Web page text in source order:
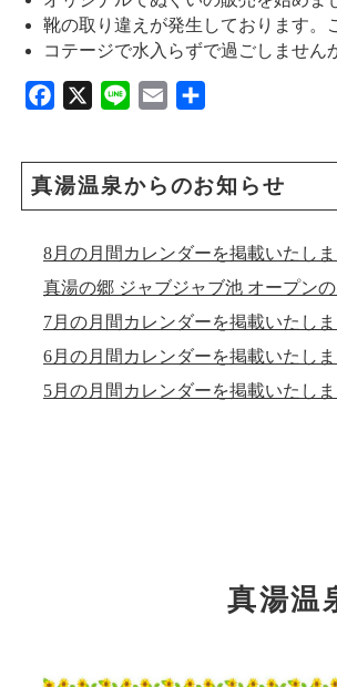
靴の取り違えが発生しております。
コテージで水入らずで過ごしません
e
b
o
k
X
e
i
l
真湯温泉からのお知らせ
8月の月間カレンダーを掲載いたし
真湯の郷 ジャブジャブ池 オープン
7月の月間カレンダーを掲載いたし
6月の月間カレンダーを掲載いたし
5月の月間カレンダーを掲載いたし
真湯温